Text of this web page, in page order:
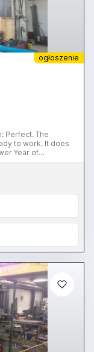
ogłoszenie
Perfect. The
Year of